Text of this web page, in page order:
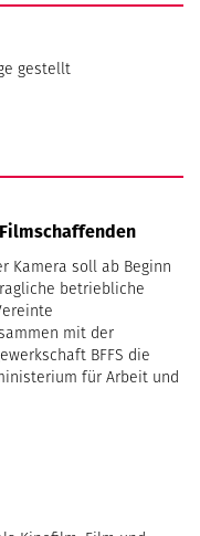
gestellt
Kamera soll ab Beginn
betriebliche
mit der
BFFS die
für Arbeit und